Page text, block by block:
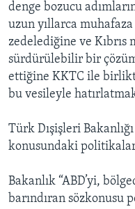
denge bozucu
uzun yıllarca
zedelediğine ve Kıbrıs
sürdürülebilir bir
ettiğine KKTC ile
bu vesileyle
Türk Dışişleri
konusundaki
Bakanlık “ABD’yi,
barındıran sözkonusu